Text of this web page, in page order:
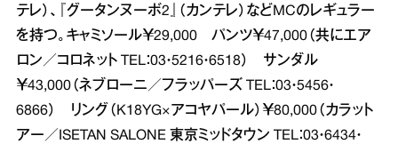
テレ）、『グータンヌーボ2』（カンテレ）などMCのレギュラー
を持つ。キャミソール￥29,000 パンツ￥47,000（共にエア
ロン／コロネット TEL：03・5216・6518） サンダル
￥43,000（ネブローニ／フラッパーズ TEL：03・5456・
6866） リング（K18YG×アコヤパール）￥80,000（カラット
アー／ISETAN SALONE 東京ミッドタウン TEL：03・6434・